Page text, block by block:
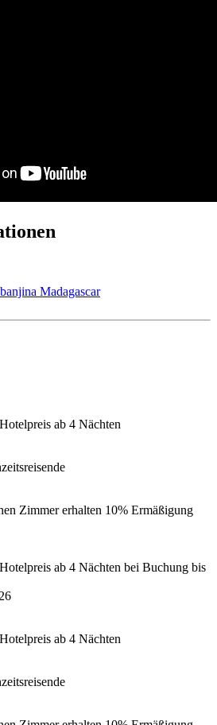
Madagascar
ab 4 Nächten
Zimmer erhalten 10% Ermäßigung
ab 4 Nächten bei Buchung bis
ab 4 Nächten